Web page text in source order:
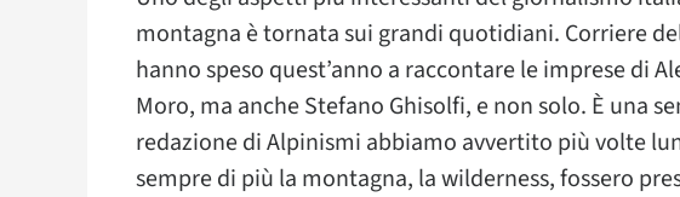
montagna è tornata sui grandi quotidiani. Corriere
hanno speso quest’anno a raccontare le imprese di
Moro, ma anche Stefano Ghisolfi, e non solo. È una
redazione di Alpinismi abbiamo avvertito più volte
sempre di più la montagna, la wilderness, fossero